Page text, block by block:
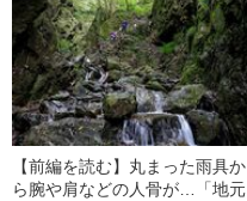
【前編を読む】丸まった雨具か
ら腕や肩などの人骨が…「地元